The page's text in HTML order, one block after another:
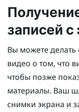
записей с
Вы можете делать
видео о том, что
чтобы позже
материалы. Ваш
снимки экрана и